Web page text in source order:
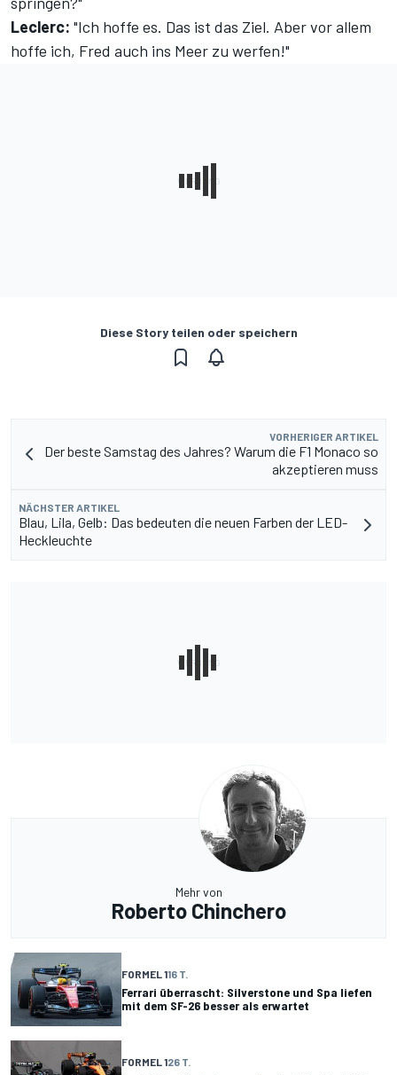
Leclerc: "Ich hoffe es. Das ist das Ziel. Aber vor allem
hoffe ich, Fred auch ins Meer zu werfen!"
Diese Story teilen oder speichern
VORHERIGER ARTIKEL
Der beste Samstag des Jahres? Warum die F1 Monaco so
akzeptieren muss
NÄCHSTER ARTIKEL
Blau, Lila, Gelb: Das bedeuten die neuen Farben der LED-
Heckleuchte
Mehr von
Roberto Chinchero
FORMEL 116 T.
Ferrari überrascht: Silverstone und Spa liefen
mit dem SF-26 besser als erwartet
FORMEL 126 T.